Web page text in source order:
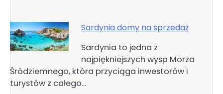
Sardynia domy na sprzedaż
Sardynia to jedna z
najpiękniejszych wysp Morza
Śródziemnego, która przyciąga inwestorów i
turystów z całego…